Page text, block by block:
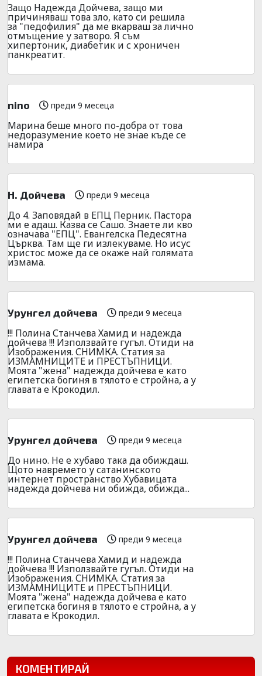
Защо Надежда Дойчева, защо ми
причиняваш това зло, като си решила
за "педофилия" да ме вкарваш за лично
отмъщение у затворо. Я съм
хипертоник, диабетик и с хроничен
панкреатит.
nino преди 9 месеца
Марина беше много по-добра от това
недоразумение което не знае къде се
намира
Н. Дойчева преди 9 месеца
До 4. Заповядай в ЕПЦ Перник. Пастора
ми е адаш. Казва се Сашо. Знаете ли кво
означава "ЕПЦ". Евангелска Педесятна
Църква. Там ще ги излекуваме. Но исус
христос може да се окаже най голямата
измама.
Урунгел дойчева преди 9 месеца
!!! Полина Станчева Хамид и надежда
дойчева !!! Използвайте гугъл. Отиди на
Изображения. СНИМКА. Статия за
ИЗМАМНИЦИТЕ и ПРЕСТЪПНИЦИ.
Моята "жена" надежда дойчева е като
египетска богиня в тялото е стройна, а у
главата е Крокодил.
Урунгел дойчева преди 9 месеца
До нино. Не е хубаво така да обиждаш.
Щото навремето у сатанинското
интернет пространство Хубавицата
надежда дойчева ни обижда, обижда...
Урунгел дойчева преди 9 месеца
!!! Полина Станчева Хамид и надежда
дойчева !!! Използвайте гугъл. Отиди на
Изображения. СНИМКА. Статия за
ИЗМАМНИЦИТЕ и ПРЕСТЪПНИЦИ.
Моята "жена" надежда дойчева е като
египетска богиня в тялото е стройна, а у
главата е Крокодил.
КОМЕНТИРАЙ